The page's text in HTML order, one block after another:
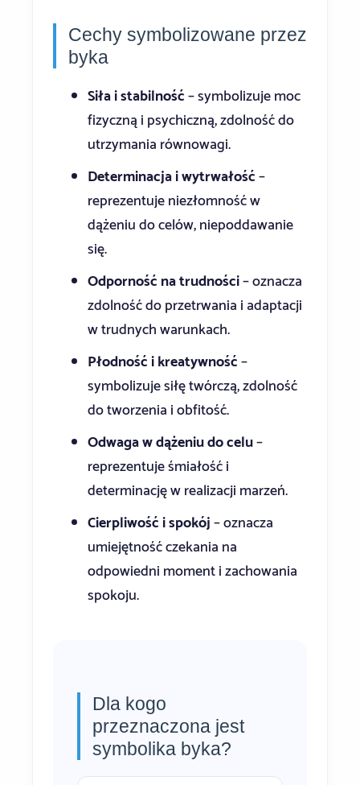
Cechy symbolizowane przez
byka
Siła i stabilność– symbolizuje moc
fizyczną i psychiczną, zdolność do
utrzymania równowagi.
Determinacja i wytrwałość–
reprezentuje niezłomność w
dążeniu do celów, niepoddawanie
się.
Odporność na trudności– oznacza
zdolność do przetrwania i adaptacji
w trudnych warunkach.
Płodność i kreatywność–
symbolizuje siłę twórczą, zdolność
do tworzenia i obfitość.
Odwaga w dążeniu do celu–
reprezentuje śmiałość i
determinację w realizacji marzeń.
Cierpliwość i spokój– oznacza
umiejętność czekania na
odpowiedni moment i zachowania
spokoju.
Dla kogo
przeznaczona jest
symbolika byka?